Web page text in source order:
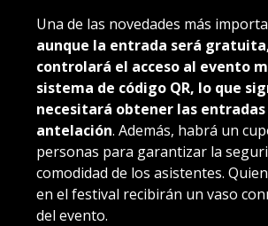
Una de las novedades más
aunque la entrada será
controlará el acceso al evento
sistema de código QR, lo que
necesitará obtener las entradas
antelación. Además, habrá un
personas para garantizar la
comodidad de los asistentes.
en el festival recibirán un vaso
del evento.